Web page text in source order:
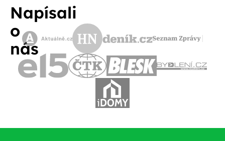
Napísali
o
nás